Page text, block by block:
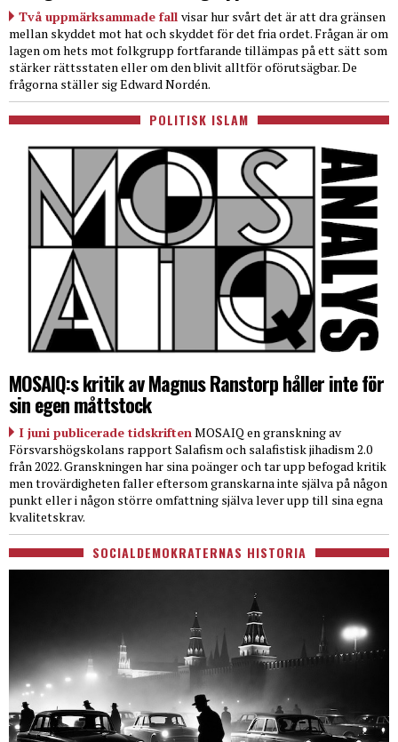
Två uppmärksammade fall visar hur svårt det är att dra gränsen
mellan skyddet mot hat och skyddet för det fria ordet. Frågan är om
lagen om hets mot folkgrupp fortfarande tillämpas på ett sätt som
stärker rättsstaten eller om den blivit alltför oförutsägbar. De
frågorna ställer sig Edward Nordén.
POLITISK ISLAM
MOSAIQ:s kritik av Magnus Ranstorp håller inte för
sin egen måttstock
I juni publicerade tidskriftenMOSAIQ en granskning av
Försvarshögskolans rapport Salafism och salafistisk jihadism 2.0
från 2022. Granskningen har sina poänger och tar upp befogad kritik
men trovärdigheten faller eftersom granskarna inte själva på någon
punkt eller i någon större omfattning själva lever upp till sina egna
kvalitetskrav.
SOCIALDEMOKRATERNAS HISTORIA